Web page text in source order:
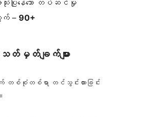
ပြုနေသော တပ်ဆင်မှု
– 90+
မှတ်ချက်များ
တစ်စုံတစ်ရာ တင်သွင်းထားခြင်း